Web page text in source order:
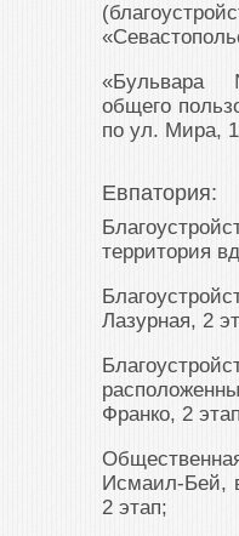
общего
по ул. Мира,
Евпатория:
территория
Лазурная, 2
Франко, 2
Исмаил-Бей,
2 этап;